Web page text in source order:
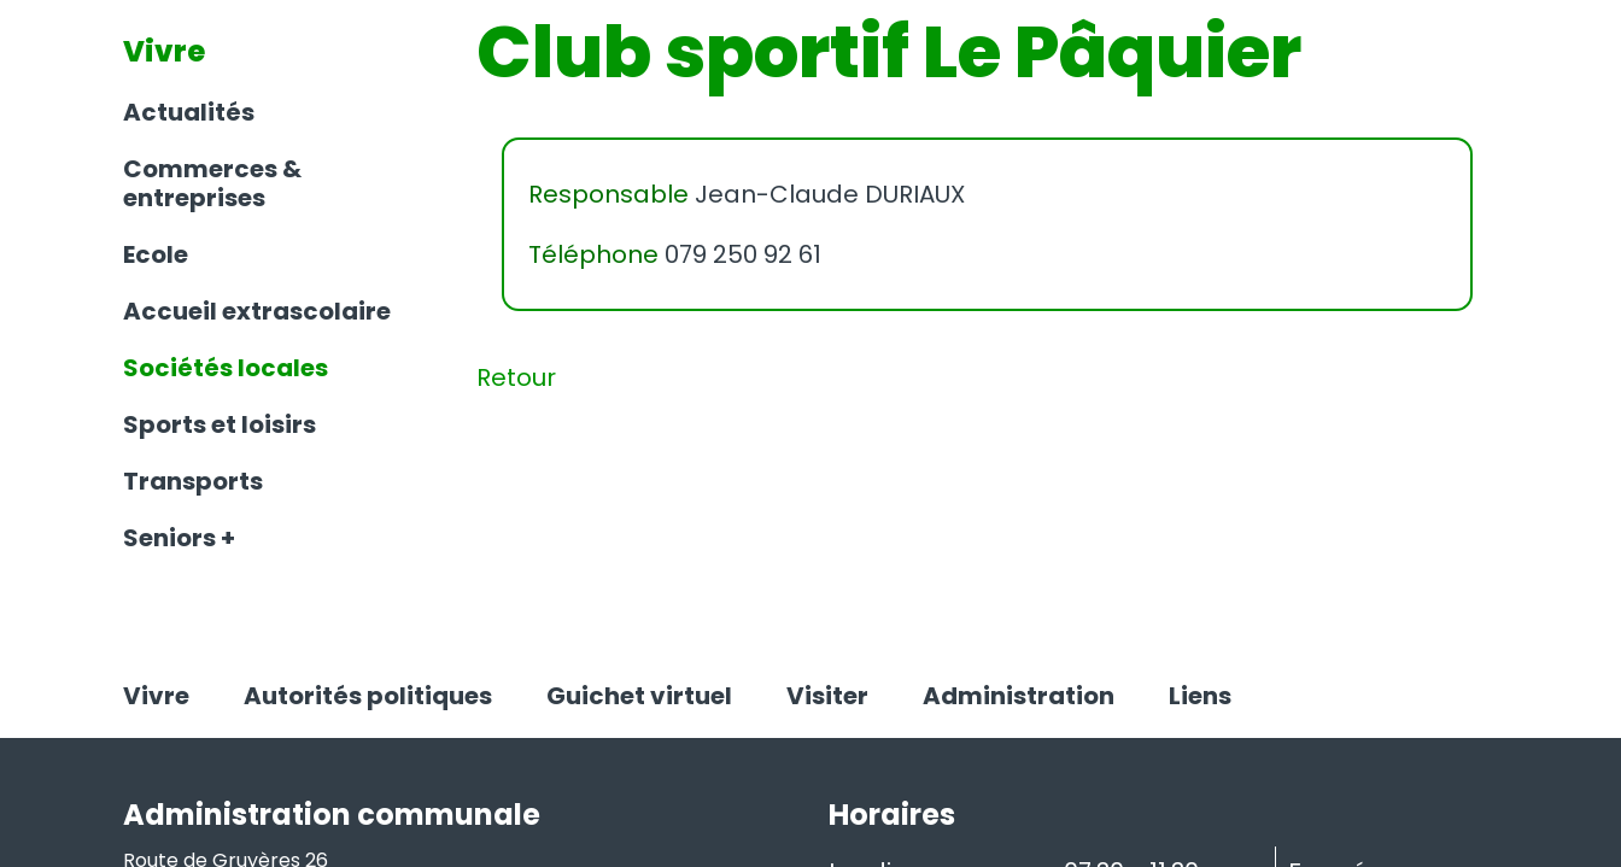
Vivre
Actualités
Commerces &
entreprises
Ecole
Accueil extrascolaire
Sociétés locales
Sports et loisirs
Transports
Seniors +
Club sportif Le Pâquier
Responsable Jean-Claude DURIAUX
Téléphone 079 250 92 61
Retour
Vivre Autorités politiques Guichet virtuel Visiter Administration Liens
Administration communale
Route de Gruyères 26
Horaires